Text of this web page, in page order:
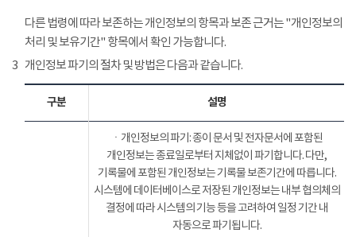
다른 법령에 따라 보존하는 개인정보의 항목과 보존 근거는 "개인정보의
처리 및 보유기간" 항목에서 확인 가능합니다.
3 개인정보 파기의 절차 및 방법은 다음과 같습니다.
구분 설명
ㆍ개인정보의 파기: 종이 문서 및 전자문서에 포함된
개인정보는 종료일로부터 지체없이 파기합니다. 다만,
기록물에 포함된 개인정보는 기록물 보존기간에 따릅니다.
시스템에 데이터베이스로 저장된 개인정보는 내부 협의체의
결정에 따라 시스템의 기능 등을 고려하여 일정 기간 내
자동으로 파기됩니다.